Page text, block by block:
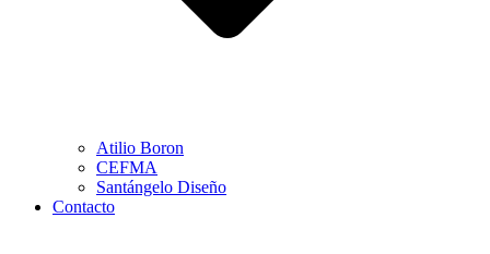
Atilio Boron
CEFMA
Santángelo Diseño
Contacto